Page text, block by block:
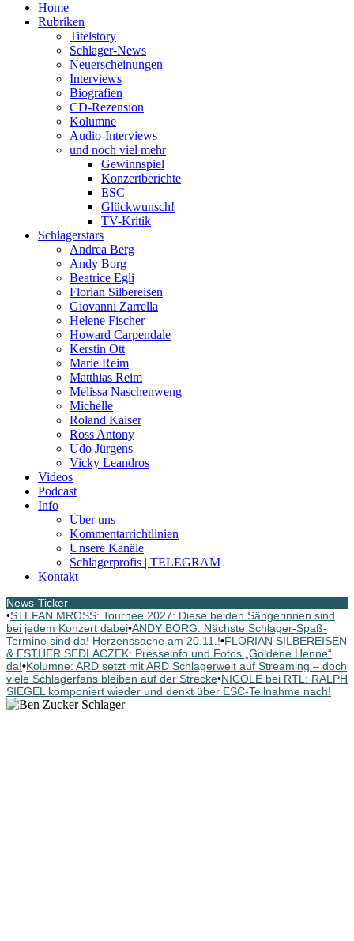
Home
Rubriken
Titelstory
Schlager-News
Neuerscheinungen
Interviews
Biografien
CD-Rezension
Kolumne
Audio-Interviews
und noch viel mehr
Gewinnspiel
Konzertberichte
ESC
Glückwunsch!
TV-Kritik
Schlagerstars
Andrea Berg
Andy Borg
Beatrice Egli
Florian Silbereisen
Giovanni Zarrella
Helene Fischer
Howard Carpendale
Kerstin Ott
Marie Reim
Matthias Reim
Melissa Naschenweng
Michelle
Roland Kaiser
Ross Antony
Udo Jürgens
Vicky Leandros
Videos
Podcast
Info
Über uns
Kommentarrichtlinien
Unsere Kanäle
Schlagerprofis | TELEGRAM
Kontakt
News-Ticker
•STEFAN MROSS: Tournee 2027: Diese beiden Sängerinnen sind
bei jedem Konzert dabei•ANDY BORG: Nächste Schlager-Spaß-
Termine sind da! Herzenssache am 20.11.!•FLORIAN SILBEREISEN
& ESTHER SEDLACZEK: Presseinfo und Fotos „Goldene Henne“
da!•Kolumne: ARD setzt mit ARD Schlagerwelt auf Streaming – doch
viele Schlagerfans bleiben auf der Strecke•NICOLE bei RTL: RALPH
SIEGEL komponiert wieder und denkt über ESC-Teilnahme nach!